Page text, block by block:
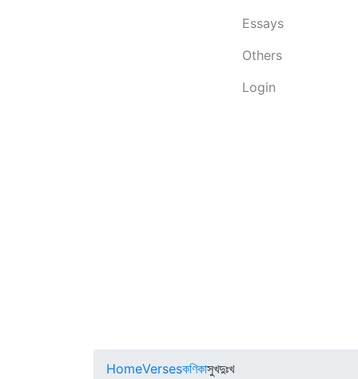
Essays
Others
Login
HomeVersesকণিকাসুখদুঃখ